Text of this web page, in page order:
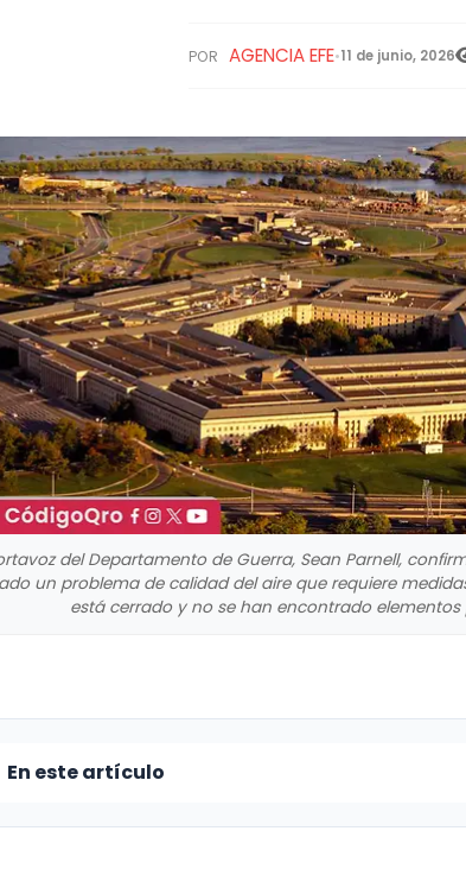
POR AGENCIA EFE•11 de junio, 2026
del Departamento de Guerra, Sean Parnell,
un problema de calidad del aire que requiere
está cerrado y no se han encontrado elementos
En este artículo